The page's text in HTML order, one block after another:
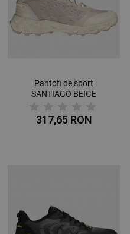
Pantofi de sport
SANTIAGO BEIGE
317,65 RON